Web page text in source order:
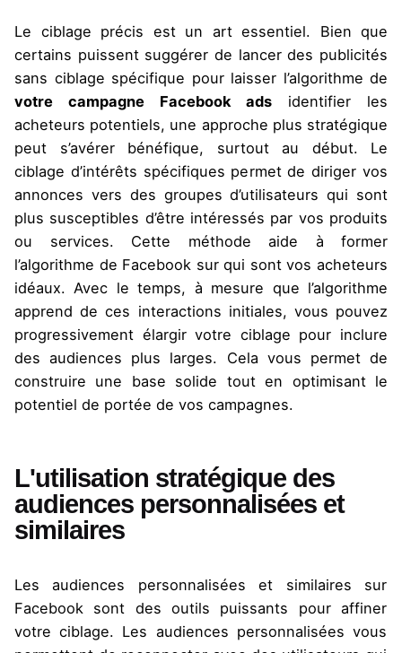
Le ciblage précis est un art essentiel. Bien que
certains puissent suggérer de lancer des publicités
sans ciblage spécifique pour laisser l’algorithme de
votre campagne Facebook ads identifier les
acheteurs potentiels, une approche plus stratégique
peut s’avérer bénéfique, surtout au début. Le
ciblage d’intérêts spécifiques permet de diriger vos
annonces vers des groupes d’utilisateurs qui sont
plus susceptibles d’être intéressés par vos produits
ou services. Cette méthode aide à former
l’algorithme de Facebook sur qui sont vos acheteurs
idéaux. Avec le temps, à mesure que l’algorithme
apprend de ces interactions initiales, vous pouvez
progressivement élargir votre ciblage pour inclure
des audiences plus larges. Cela vous permet de
construire une base solide tout en optimisant le
potentiel de portée de vos campagnes.
L'utilisation stratégique des
audiences personnalisées et
similaires
Les audiences personnalisées et similaires sur
Facebook sont des outils puissants pour affiner
votre ciblage. Les audiences personnalisées vous